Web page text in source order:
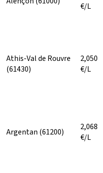
€/L
Athis-Val de Rouvre
(61430)
2,050
€/L
Argentan (61200)
2,068
€/L